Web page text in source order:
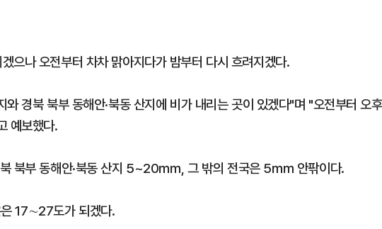
으나 오전부터 차차 맑아지다가 밤부터 다시 흐려지겠다.
와 경북 북부 동해안·북동 산지에 비가 내리는 곳이 있겠다"며 "오전부터 오후
예보했다.
북부 동해안·북동 산지 5~20㎜, 그 밖의 전국은 5㎜ 안팎이다.
17∼27도가 되겠다.